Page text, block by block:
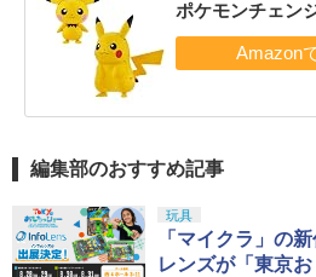
ポケモンチェン
編集部のおすすめ記事
玩具
「マイクラ」の
レンズが「東京